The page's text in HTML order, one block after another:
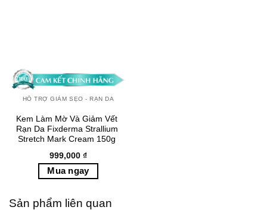
HỖ TRỢ GIẢM SẸO - RẠN DA
Kem Làm Mờ Và Giảm Vết
Rạn Da Fixderma Strallium
Stretch Mark Cream 150g
999,000 ₫
Sản phẩm liên quan